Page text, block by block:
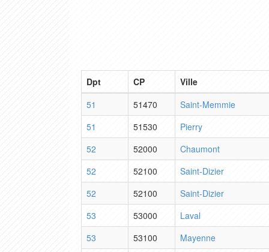
Dpt CP
Ville
51
51470
Saint-Memmie
51
51530
Pierry
52
52000
Chaumont
52
52100
Saint-Dizier
52
52100
Saint-Dizier
53
53000
Laval
53
53100
Mayenne